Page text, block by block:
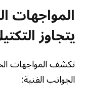
المواجهات
يتجاوز
تكشف المواجهات
الجوانب الفنية: